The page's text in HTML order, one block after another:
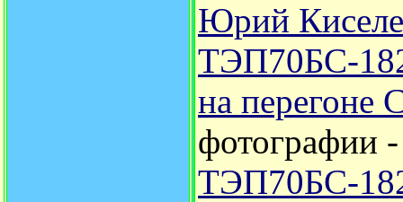
Юрий
ТЭП70БС-
на перегоне
фотографии
ТЭП70БС-182